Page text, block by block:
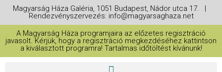
Magyarság Háza Galéria, 1051 Budapest, Nádor utca 17. |
Rendezvényszervezés: info@magyarsaghaza.net
A Magyarság Háza programjaira az előzetes regisztráció
javasolt. Kérjük, hogy a regisztráció megkezdéséhez kattintson
a kiválasztott programra! Tartalmas időtöltést kívánunk!